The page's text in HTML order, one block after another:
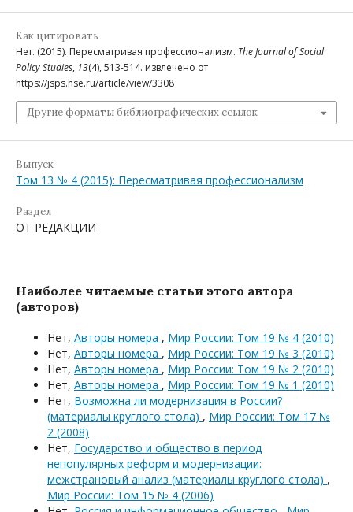
Как цитировать
Нет. (2015). Пересматривая профессионализм. The Journal of Social
Policy Studies, 13(4), 513-514. извлечено от
https://jsps.hse.ru/article/view/3308
Другие форматы библиографических ссылок
Выпуск
Том 13 № 4 (2015): Пересматривая профессионализм
Раздел
ОТ РЕДАКЦИИ
Наиболее читаемые статьи этого автора
(авторов)
Нет, Авторы номера , Мир России: Том 19 № 4 (2010)
Нет, Авторы номера , Мир России: Том 19 № 3 (2010)
Нет, Авторы номера , Мир России: Том 19 № 2 (2010)
Нет, Авторы номера , Мир России: Том 19 № 1 (2010)
Нет, Возможна ли модернизация в России?
(материалы круглого стола) , Мир России: Том 17 №
2 (2008)
Нет, Государство и общество в период
непопулярных реформ и модернизации:
межстрановый анализ (материалы круглого стола) ,
Мир России: Том 15 № 4 (2006)